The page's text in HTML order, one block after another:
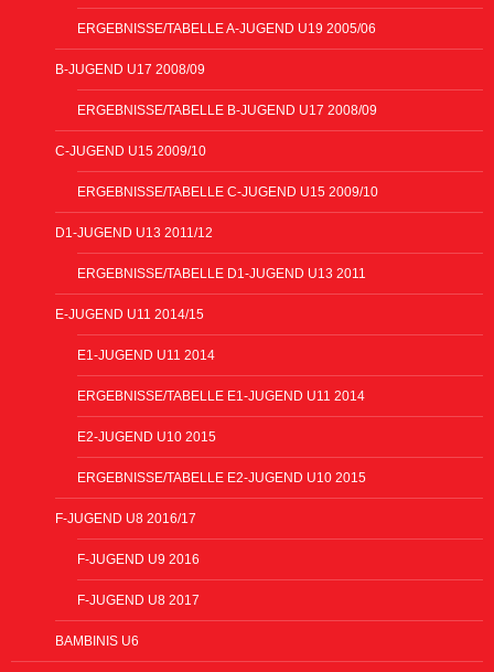
ERGEBNISSE/TABELLE A-JUGEND U19 2005/06
B-JUGEND U17 2008/09
ERGEBNISSE/TABELLE B-JUGEND U17 2008/09
C-JUGEND U15 2009/10
ERGEBNISSE/TABELLE C-JUGEND U15 2009/10
D1-JUGEND U13 2011/12
ERGEBNISSE/TABELLE D1-JUGEND U13 2011
E-JUGEND U11 2014/15
E1-JUGEND U11 2014
ERGEBNISSE/TABELLE E1-JUGEND U11 2014
E2-JUGEND U10 2015
ERGEBNISSE/TABELLE E2-JUGEND U10 2015
F-JUGEND U8 2016/17
F-JUGEND U9 2016
F-JUGEND U8 2017
BAMBINIS U6